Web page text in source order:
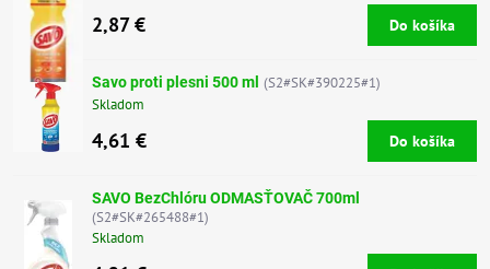
2,87 € Do košíka
Savo proti plesni 500 ml (S2#SK#390225#1)
Skladom
4,61 € Do košíka
SAVO BezChlóru ODMASŤOVAČ 700ml
(S2#SK#265488#1)
Skladom